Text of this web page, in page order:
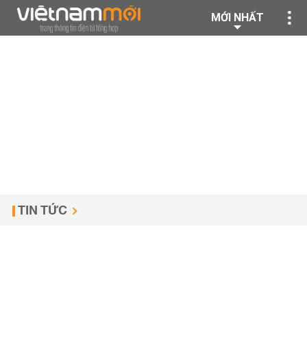
MỚI NHẤT
TIN TỨC